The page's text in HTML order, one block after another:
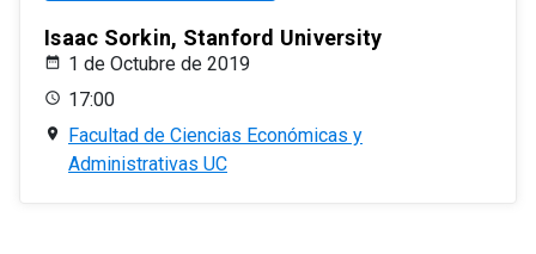
Isaac Sorkin, Stanford University
1 de Octubre de 2019
17:00
Facultad de Ciencias Económicas y
Administrativas UC